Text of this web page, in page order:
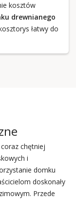
kosztów
drewnianego
łatwy do
chętniej
i
domku
doskonały
Przede